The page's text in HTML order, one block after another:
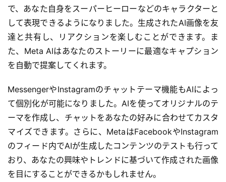
ク
ラ
ウ
ド
入
3
D
プ
リ
ン
ト
で、あなた自身をスーパーヒーローなどのキャラクターと
して表現できるようになりました。生成されたAI画像を友
達と共有し、リアクションを楽しむことができます。ま
た、Meta AIはあなたのストーリーに最適なキャプション
を自動で提案してくれます。
MessengerやInstagramのチャットテーマ機能もAIによっ
て個別化が可能になりました。AIを使ってオリジナルのテ
ーマを作成し、チャットをあなたの好みに合わせてカスタ
マイズできます。さらに、MetaはFacebookやInstagram
のフィード内でAIが生成したコンテンツのテストも行って
おり、あなたの興味やトレンドに基づいて作成された画像
を目にすることができるかもしれません。